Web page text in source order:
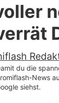
du die
News
siehst.